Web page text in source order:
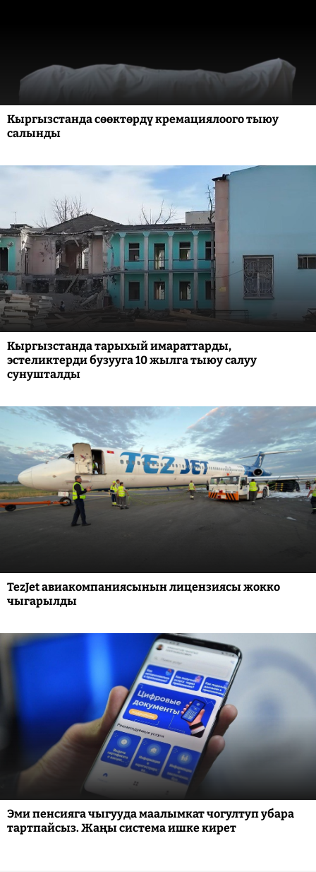
Кыргызстанда сөөктөрдү кремациялоого тыюу
салынды
Кыргызстанда тарыхый имараттарды,
эстеликтерди бузууга 10 жылга тыюу салуу
сунушталды
TezJet авиакомпаниясынын лицензиясы жокко
чыгарылды
Эми пенсияга чыгууда маалымкат чогултуп убара
тартпайсыз. Жаңы система ишке кирет